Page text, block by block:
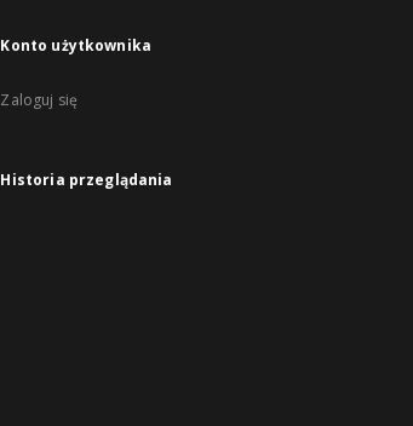
Konto użytkownika
Zaloguj się
Historia przeglądania